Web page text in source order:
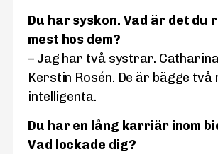
Du har syskon. Vad är det du
mest hos dem?
– Jag har två systrar.
Kerstin Rosén. De är bägge två
intelligenta.
Du har en lång karriär inom
Vad lockade dig?